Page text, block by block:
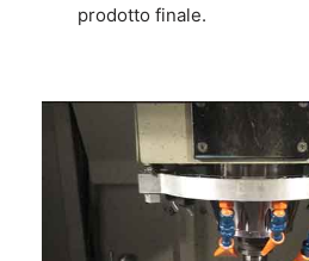
prodotto finale.